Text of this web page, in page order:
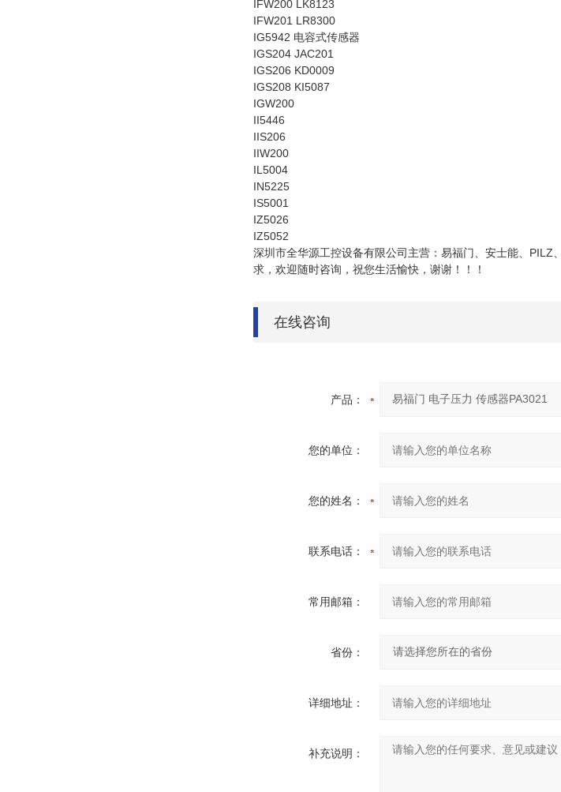
IFW200 LK8123
IFW201 LR8300
IG5942 电容式传感器
IGS204 JAC201
IGS206 KD0009
IGS208 KI5087
IGW200
II5446
IIS206
IIW200
IL5004
IN5225
IS5001
IZ5026
IZ5052
深圳市全华源工控设备有限公司主营：易福门、安士能、
求，欢迎随时咨询，祝您生活愉快，谢谢！！！
在线咨询
产品：
您的单位：
您的姓名：
联系电话：
常用邮箱：
省份：
详细地址：
补充说明：